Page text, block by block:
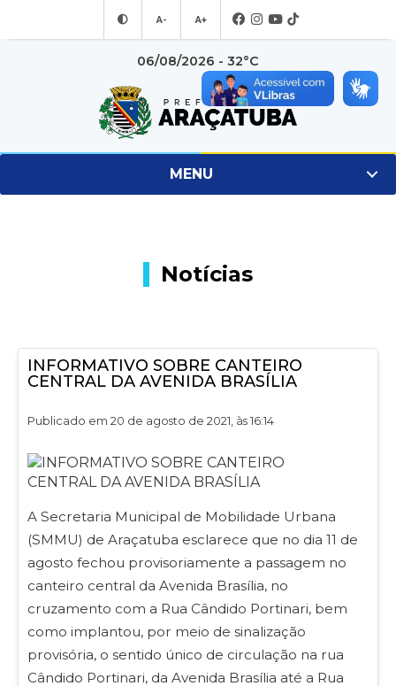
A- A+
06/08/2026 - 32°C
MENU
Notícias
INFORMATIVO SOBRE CANTEIRO
CENTRAL DA AVENIDA BRASÍLIA
Publicado em 20 de agosto de 2021, às 16:14
A Secretaria Municipal de Mobilidade Urbana
(SMMU) de Araçatuba esclarece que no dia 11 de
agosto fechou provisoriamente a passagem no
canteiro central da Avenida Brasília, no
cruzamento com a Rua Cândido Portinari, bem
como implantou, por meio de sinalização
provisória, o sentido único de circulação na rua
Cândido Portinari, da Avenida Brasília até a Rua